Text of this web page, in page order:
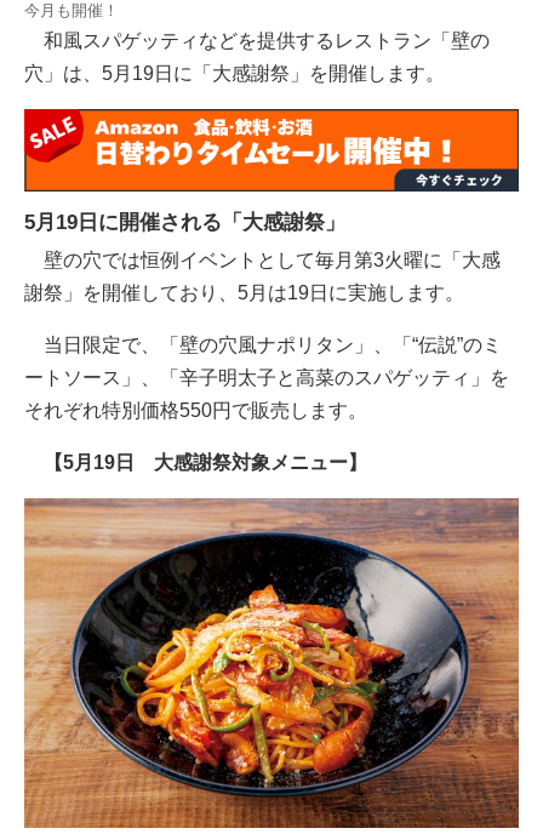
今月も開催！
和風スパゲッティなどを提供するレストラン「壁の
穴」は、5月19日に「大感謝祭」を開催します。
5月19日に開催される「大感謝祭」
壁の穴では恒例イベントとして毎月第3火曜に「大感
謝祭」を開催しており、5月は19日に実施します。
当日限定で、「壁の穴風ナポリタン」、「“伝説”のミ
ートソース」、「辛子明太子と高菜のスパゲッティ」を
それぞれ特別価格550円で販売します。
【5月19日 大感謝祭対象メニュー】